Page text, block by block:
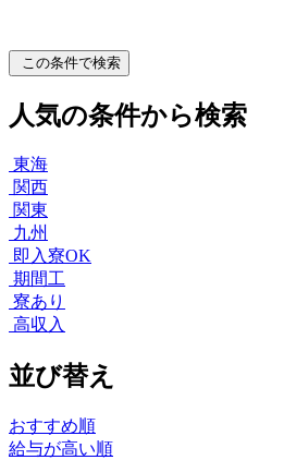
この条件で検索
人気の条件から検索
東海
関西
関東
九州
即入寮OK
期間工
寮あり
高収入
並び替え
おすすめ順
給与が高い順